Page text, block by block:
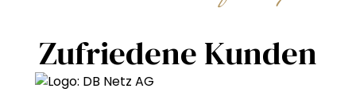
Zufriedene Kunden